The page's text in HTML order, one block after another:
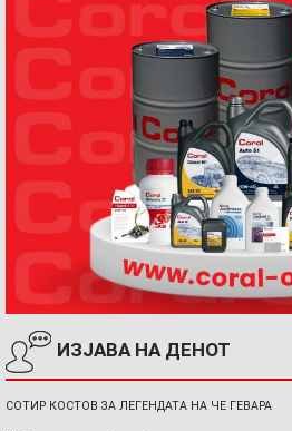
ИЗЈАВА НА ДЕНОТ
СОТИР КОСТОВ ЗА ЛЕГЕНДАТА НА ЧЕ ГЕВАРА